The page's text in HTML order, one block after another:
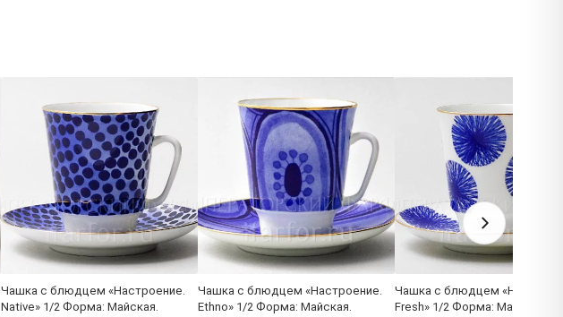
Чашка с блюдцем «Настроение.
Native» 1/2 Форма: Майская.
Чашка с блюдцем «Настроение.
Ethno» 1/2 Форма: Майская.
Чашка с блюдцем
Fresh» 1/2 Форма: Майская.